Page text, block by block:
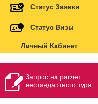
Статус Заявки
Статус Визы
Личный Кабинет
Запрос на расчет
нестандартного тура